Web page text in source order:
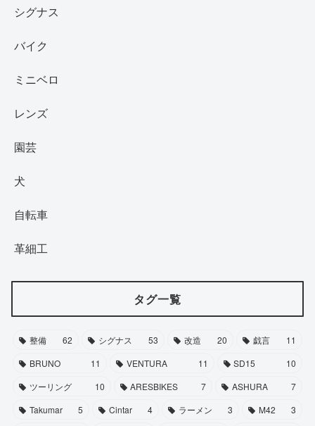
シグナス
バイク
ミニベロ
レンズ
園芸
犬
自転車
革細工
タグ一覧
整備 62 シグナス 53 改造 20 戯言
11
BRUNO
11 VENTURA 11 SD15
10
ツーリング
10 ARESBIKES 7 ASHURA
7
Takumar
5 Cintar 4 ラーメン 3 M42
3